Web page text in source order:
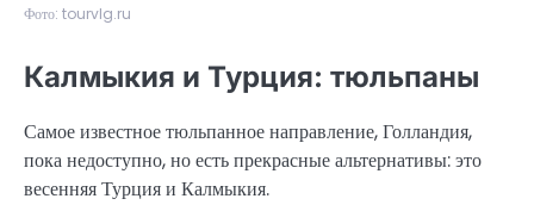
Фото: tourvlg.ru
Калмыкия и Турция: тюльпаны
Самое известное тюльпанное направление, Голландия,
пока недоступно, но есть прекрасные альтернативы: это
весенняя Турция и Калмыкия.